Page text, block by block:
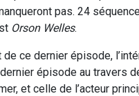
pas. 24
Orson Welles.
ce dernier épisode,
épisode au travers
et celle de l’acteur